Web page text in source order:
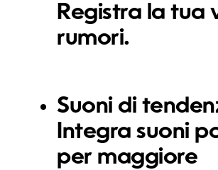
Registra la tua
rumori.
Suoni di
Integra suoni
per maggiore